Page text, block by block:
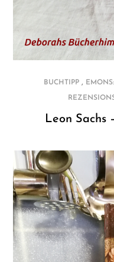
BUCHTIPP, EMONS:
Leon Sachs